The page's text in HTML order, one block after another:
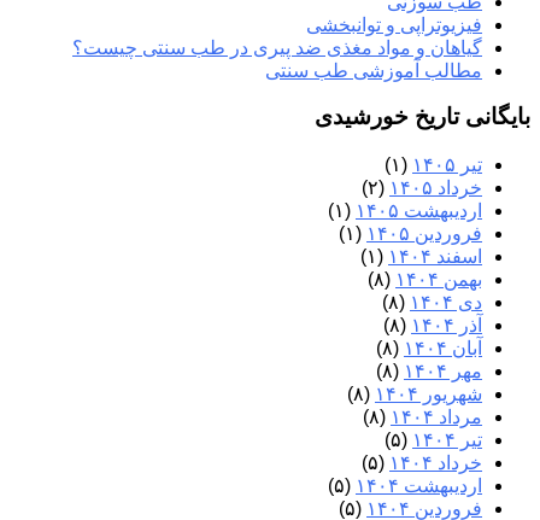
فیزیوتراپی و توانبخشی
گیاهان و مواد مغذی ضد پیری در طب سنتی چیست؟
مطالب آموزشی طب سنتی
بایگانی تاریخ خورشیدی
تیر ۱۴۰۵
(۱)
خرداد ۱۴۰۵
(۲)
اردیبهشت ۱۴۰۵
(۱)
فروردین ۱۴۰۵
(۱)
اسفند ۱۴۰۴
(۱)
بهمن ۱۴۰۴
(۸)
دی ۱۴۰۴
(۸)
آذر ۱۴۰۴
(۸)
آبان ۱۴۰۴
(۸)
مهر ۱۴۰۴
(۸)
شهریور ۱۴۰۴
(۸)
مرداد ۱۴۰۴
(۸)
تیر ۱۴۰۴
(۵)
خرداد ۱۴۰۴
(۵)
اردیبهشت ۱۴۰۴
(۵)
فروردین ۱۴۰۴
(۵)